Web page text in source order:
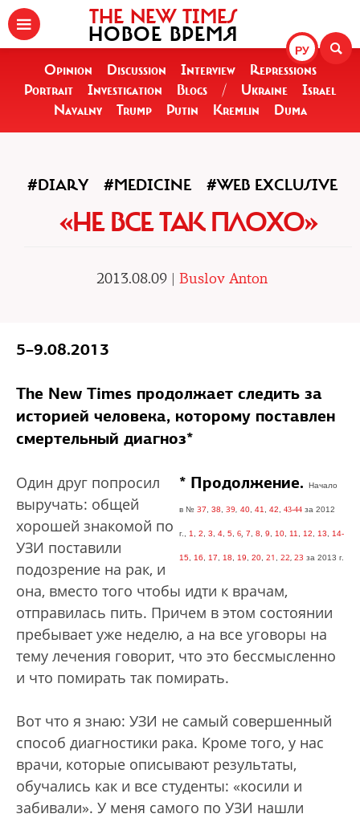
РУ
THE NEW TIMES
НОВОЕ ВРЕМЯ
Opinion Discussion Interview
Repressions
Portrait
Investigation Blogs / Ukraine
Israel
Navalny
Trump Putin Kremlin Duma
#DIARY #MEDICINE #WEB EXCLUSIVE
«НЕ ВСЕ ТАК ПЛОХО»
2013.08.09 | Buslov Anton
5–9.08.2013
The New Times продолжает следить за
историей человека, которому поставлен
смертельный диагноз*
* Продолжение. Начало
в № 37 38 39 40 41 42 43-44 за 2012
г., 1 2 3 4 5 6 7 8 9 10 11 12 13 14-
15 16 17 18 19 20 21 22, 23 за 2013 г.
Один друг попросил
выручать: общей
хорошей знакомой по
УЗИ поставили
подозрение на рак, и
она, вместо того чтобы идти к врачам,
отправилась пить. Причем в этом состоянии
пребывает уже неделю, а на все уговоры на
тему лечения говорит, что это бессмысленно
и что помирать так помирать.
Вот что я знаю: УЗИ не самый совершенный
способ диагностики рака. Кроме того, у нас
врачи, которые описывают результаты,
обучались как и все студенты: «косили и
забивали». У меня самого по УЗИ нашли